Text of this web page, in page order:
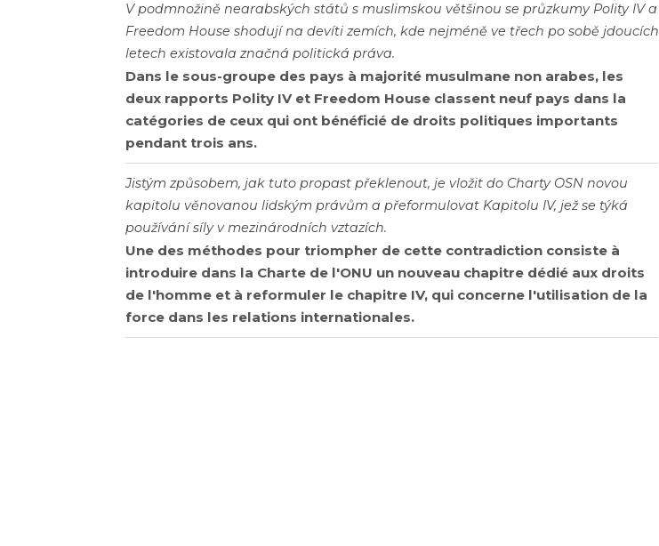
V podmnožině nearabských států s muslimskou většinou se průzkumy Polity IV a
Freedom House shodují na devíti zemích, kde nejméně ve třech po sobě jdoucích
letech existovala značná politická práva.
Dans le sous-groupe des pays à majorité musulmane non arabes, les
deux rapports Polity IV et Freedom House classent neuf pays dans la
catégories de ceux qui ont bénéficié de droits politiques importants
pendant trois ans.
Jistým způsobem, jak tuto propast překlenout, je vložit do Charty OSN novou
kapitolu věnovanou lidským právům a přeformulovat Kapitolu IV, jež se týká
používání síly v mezinárodních vztazích.
Une des méthodes pour triompher de cette contradiction consiste à
introduire dans la Charte de l'ONU un nouveau chapitre dédié aux droits
de l'homme et à reformuler le chapitre IV, qui concerne l'utilisation de la
force dans les relations internationales.